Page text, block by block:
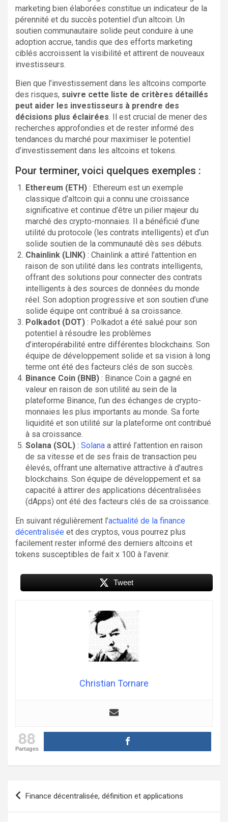
marketing bien élaborées constitue un indicateur de la
pérennité et du succès potentiel d’un altcoin. Un
soutien communautaire solide peut conduire à une
adoption accrue, tandis que des efforts marketing
ciblés accroissent la visibilité et attirent de nouveaux
investisseurs.
Bien que l’investissement dans les altcoins comporte
des risques, suivre cette liste de critères détaillés
peut aider les investisseurs à prendre des
décisions plus éclairées. Il est crucial de mener des
recherches approfondies et de rester informé des
tendances du marché pour maximiser le potentiel
d’investissement dans les altcoins et tokens.
Pour terminer, voici quelques exemples :
Ethereum (ETH) : Ethereum est un exemple
classique d’altcoin qui a connu une croissance
significative et continue d’être un pilier majeur du
marché des crypto-monnaies. Il a bénéficié d’une
utilité du protocole (les contrats intelligents) et d’un
solide soutien de la communauté dès ses débuts.
Chainlink (LINK) : Chainlink a attiré l’attention en
raison de son utilité dans les contrats intelligents,
offrant des solutions pour connecter des contrats
intelligents à des sources de données du monde
réel. Son adoption progressive et son soutien d’une
solide équipe ont contribué à sa croissance.
Polkadot (DOT) : Polkadot a été salué pour son
potentiel à résoudre les problèmes
d’interopérabilité entre différentes blockchains. Son
équipe de développement solide et sa vision à long
terme ont été des facteurs clés de son succès.
Binance Coin (BNB) : Binance Coin a gagné en
valeur en raison de son utilité au sein de la
plateforme Binance, l’un des échanges de crypto-
monnaies les plus importants au monde. Sa forte
liquidité et son utilité sur la plateforme ont contribué
à sa croissance.
Solana (SOL) : Solana a attiré l’attention en raison
de sa vitesse et de ses frais de transaction peu
élevés, offrant une alternative attractive à d’autres
blockchains. Son équipe de développement et sa
capacité à attirer des applications décentralisées
(dApps) ont été des facteurs clés de sa croissance.
En suivant régulièrement l’actualité de la finance
décentralisée et des cryptos, vous pourrez plus
facilement rester informé des derniers altcoins et
tokens susceptibles de fait x 100 à l’avenir.
Tweet
Christian Tornare
88
Partages
Navigation
Finance décentralisée, définition et applications